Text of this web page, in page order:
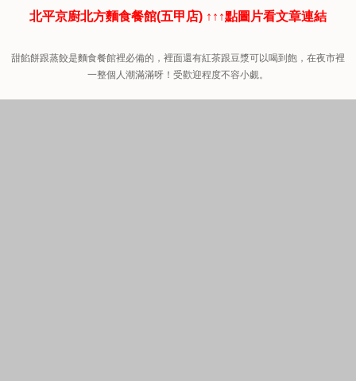
北平京廚北方麵食餐館(五甲店) ↑↑↑點圖片看文章連結
甜餡餅跟蒸餃是麵食餐館裡必備的，裡面還有紅茶跟豆漿可以喝到飽，在夜市裡
一整個人潮滿滿呀！受歡迎程度不容小覷。